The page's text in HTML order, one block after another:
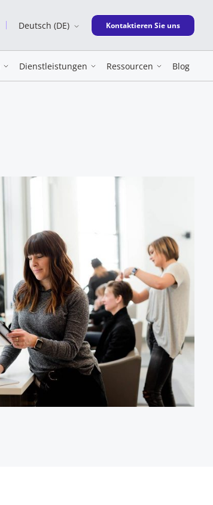
Deutsch (DE) New window
Kontaktieren Sie uns
Dienstleistungen Ressourcen Blog